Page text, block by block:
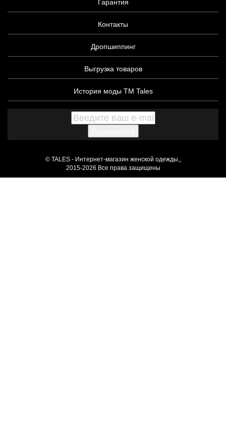
Гарантия
Контакты
Дропшиппинг
Выгрузка товаров
История моды ТМ Tales
© TALES - Интернет-магазин женской одежды,,
2015-2026 Все права защищены